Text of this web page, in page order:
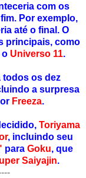
com os
Por exemplo,
até o final. O
principais, como
Universo 11.
todos os dez
a surpresa
Freeza.
Toriyama
, incluindo seu
para Goku, que
Saiyajin.